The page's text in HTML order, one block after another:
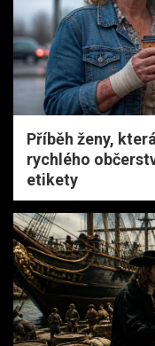
Příběh ženy,
rychlého
etikety